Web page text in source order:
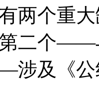
两个重
二个――
涉及《公